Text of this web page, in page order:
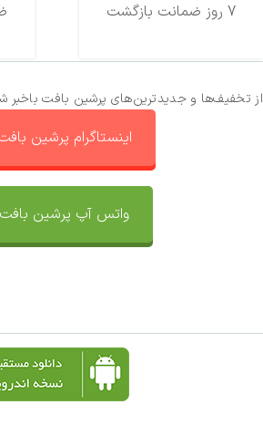
7 روز ضمانت بازگشت
از تخفیف‌ها و جدیدترین‌های پرشین بافت باخبر
اینستاگرام پرشین
واتس آپ پرشین بافت